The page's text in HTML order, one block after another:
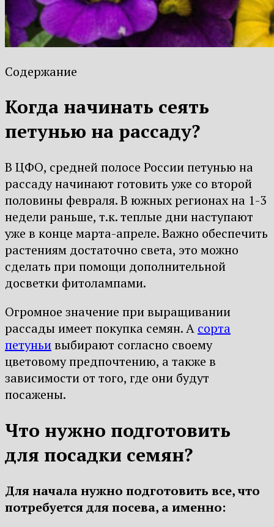
Содержание
Когда начинать сеять
петунью на рассаду?
В ЦФО, средней полосе России петунью на
рассаду начинают готовить уже со второй
половины февраля. В южных регионах на 1-3
недели раньше, т.к. теплые дни наступают
уже в конце марта-апреле. Важно обеспечить
растениям достаточно света, это можно
сделать при помощи дополнительной
досветки фитолампами.
Огромное значение при выращивании
рассады имеет покупка семян. А сорта
петуньивыбирают согласно своему
цветовому предпочтению, а также в
зависимости от того, где они будут
посажены.
Что нужно подготовить
для посадки семян?
Для начала нужно подготовить все, что
потребуется для посева, а именно: